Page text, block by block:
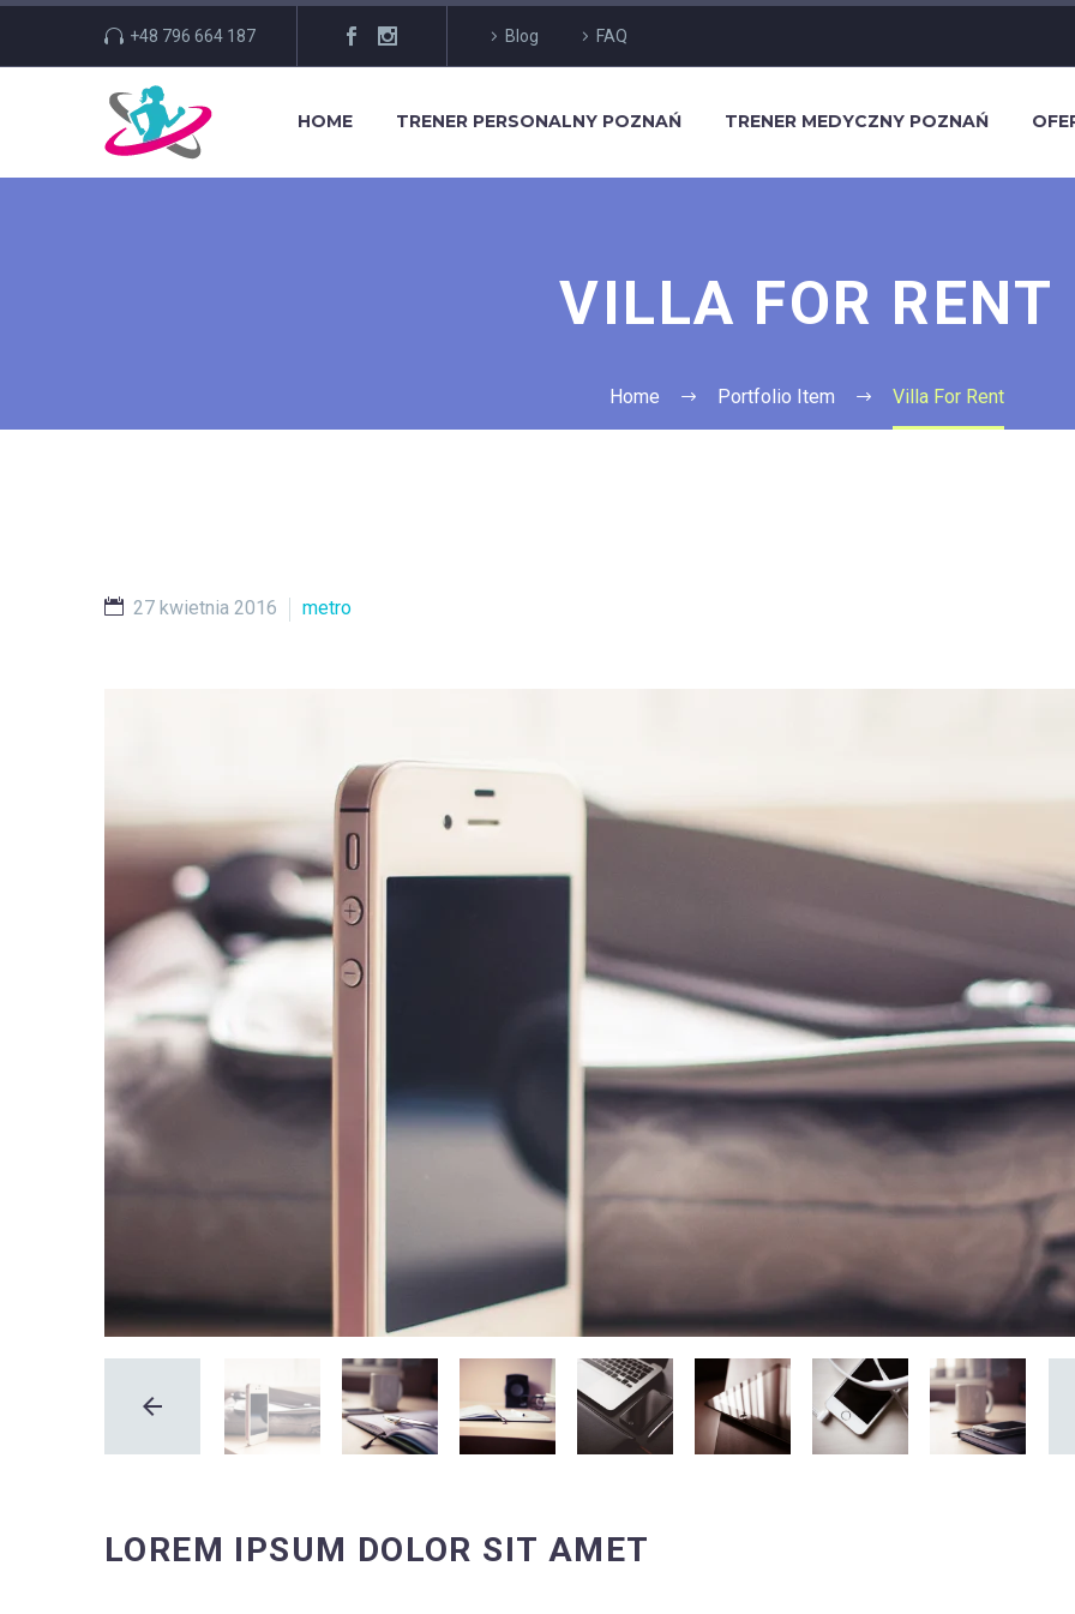
+48 796 664 187 Blog FAQ
HOME TRENER PERSONALNY POZNAŃ TRENER MEDYCZNY POZNAŃ
VILLA FOR RENT
Home Portfolio Item Villa For Rent
27 kwietnia 2016 metro
LOREM IPSUM DOLOR SIT AMET